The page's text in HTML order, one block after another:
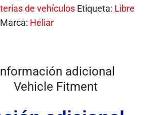
de vehículos Etiqueta: Libre
Marca: Heliar
adicional
Vehicle Fitment